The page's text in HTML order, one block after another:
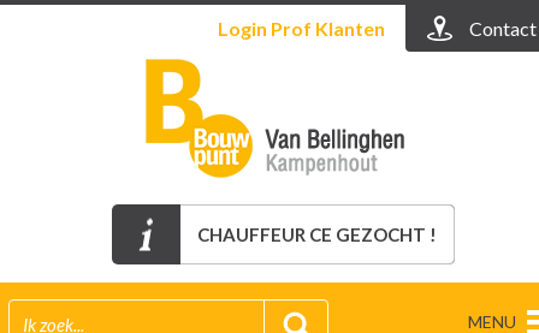
Login Prof Klanten Contact
CHAUFFEUR CE GEZOCHT !
MENU